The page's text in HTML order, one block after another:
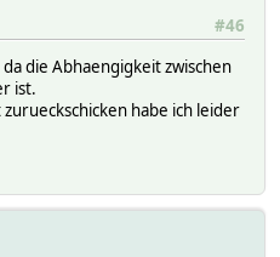
#46
die Abhaengigkeit zwischen
ist.
habe ich leider